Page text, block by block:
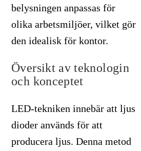
belysningen anpassas för
olika arbetsmiljöer, vilket gör
den idealisk för kontor.
Översikt av teknologin
och konceptet
LED-tekniken innebär att ljus
dioder används för att
producera ljus. Denna metod